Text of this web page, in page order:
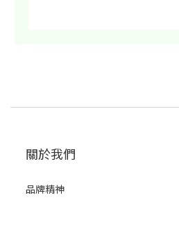
關於我們
品牌精神